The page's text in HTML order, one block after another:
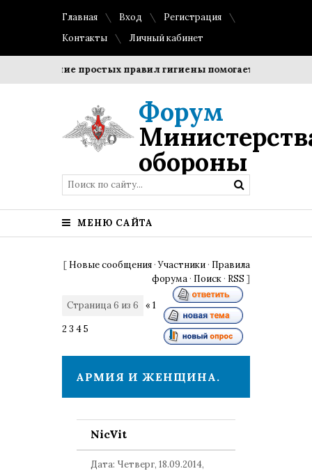
Главная Вход
Регистрация
Контакты
Личный кабинет
простых правил гигиены помогает сохранить
Форум
обороны
МЕНЮ САЙТА
[ Новые сообщения ·Участники · Правила
форума · Поиск · RSS ]
Страница6 из 6 « 1
2 3 45
АРМИЯ И ЖЕНЩИНА.
NicVit
Дата: Четверг, 18.09.2014,